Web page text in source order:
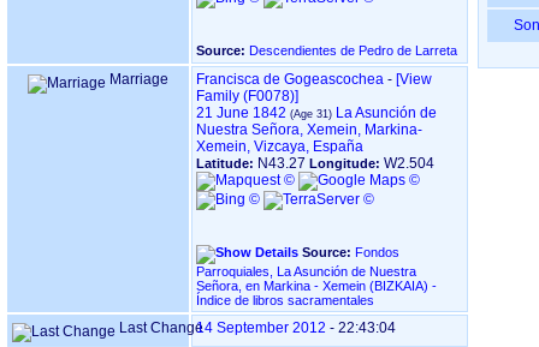
Source: Descendientes de Pedro de Larreta
Marriage Francisca de Gogeascochea - ‎[View
Family ‎(F0078)‎‎]
21 June 1842
La Asunción de
Nuestra Señora, Xemein, Markina-
Xemein, Vizcaya, España
Latitude: N43.27 Longitude: W2.504
Source: Fondos
Parroquiales, La Asunción de Nuestra
Señora, en Markina - Xemein ‏(BIZKAIA)‏ -
Índice de libros sacramentales
Last Change14 September 2012 - 22:43:04